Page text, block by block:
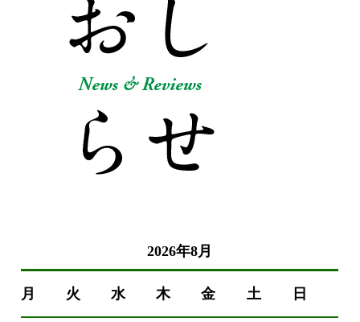
2026年8月
月 火 水 木 金 土 日